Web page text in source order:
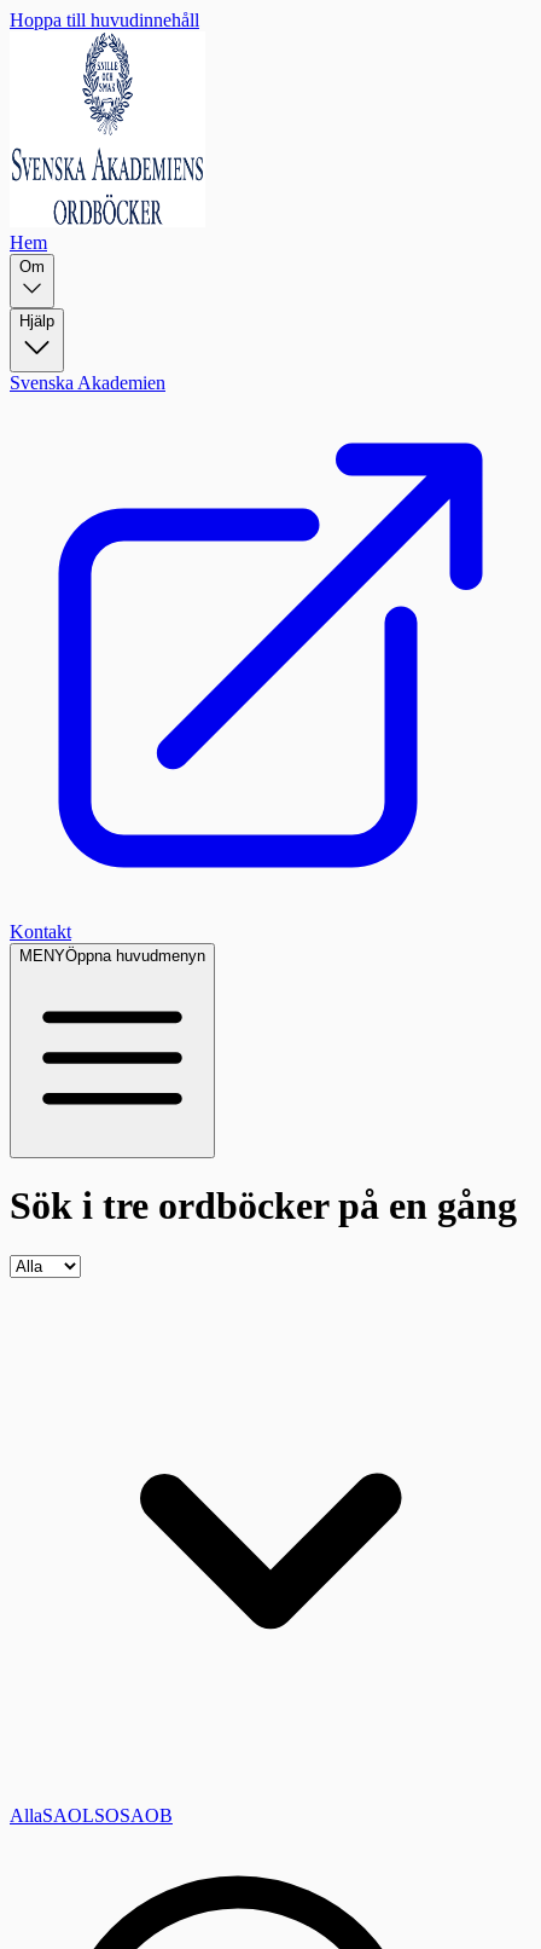
Hoppa till huvudinnehåll
Hem
Om
Hjälp
Svenska Akademien
Kontakt
MENYÖppna huvudmenyn
Sök i tre ordböckerpå en gång
AllaSAOLSOSAOB